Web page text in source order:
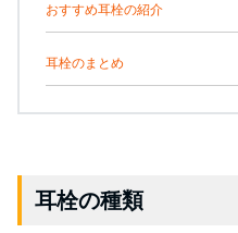
おすすめ耳栓の紹介
耳栓のまとめ
耳栓の種類